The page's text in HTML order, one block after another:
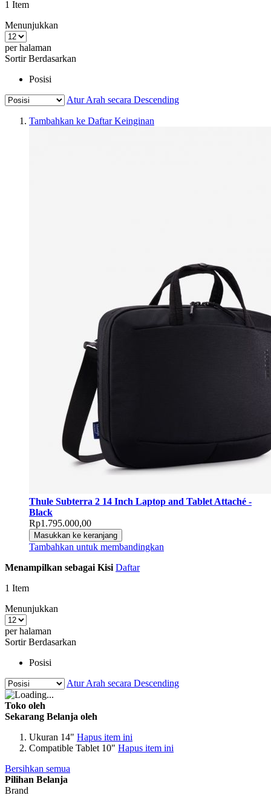
1 Item
Menunjukkan
per halaman
Sortir Berdasarkan
Posisi
Atur Arah secara Descending
Tambahkan ke Daftar Keinginan
Thule Subterra 2 14 Inch Laptop and Tablet Attaché -
Black
Rp1.795.000,00
Masukkan ke keranjang
Tambahkan untuk membandingkan
Menampilkan sebagai Kisi Daftar
1 Item
Menunjukkan
per halaman
Sortir Berdasarkan
Posisi
Atur Arah secara Descending
Toko oleh
Sekarang Belanja oleh
Ukuran 14" Hapus item ini
Compatible Tablet 10" Hapus item ini
Bersihkan semua
Pilihan Belanja
Brand